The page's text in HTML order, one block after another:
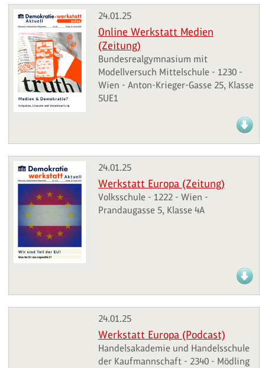
24.01.25
Online Werkstatt Medien
(Zeitung)
Bundesrealgymnasium mit
Modellversuch Mittelschule - 1230 -
Wien - Anton-Krieger-Gasse 25, Klasse
5UE1
24.01.25
Werkstatt Europa (Zeitung)
Volksschule - 1222 - Wien -
Prandaugasse 5, Klasse 4A
24.01.25
Werkstatt Europa (Podcast)
Handelsakademie und Handelsschule
der Kaufmannschaft - 2340 - Mödling